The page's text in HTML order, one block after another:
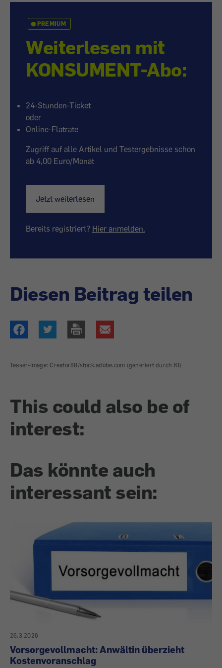
PREMIUM
Weiterlesen mit
KONSUMENT-Abo:
24-Stunden-Ticket
oder
Online-Flatrate
Zugriff auf alle Artikel und Testergebnisse schon
ab 4,00 Euro/Monat
Jetzt weiterlesen
Bereits registriert? Hier anmelden.
Diesen Beitrag teilen
Teaser-Image: Creator88/stock.adobe.com (generiert durch KI)
This could also be of
interest:
Das könnte auch
interessant sein:
26.3.2026
Vorsorgevollmacht: Anwältin überzieht
Kostenvoranschlag